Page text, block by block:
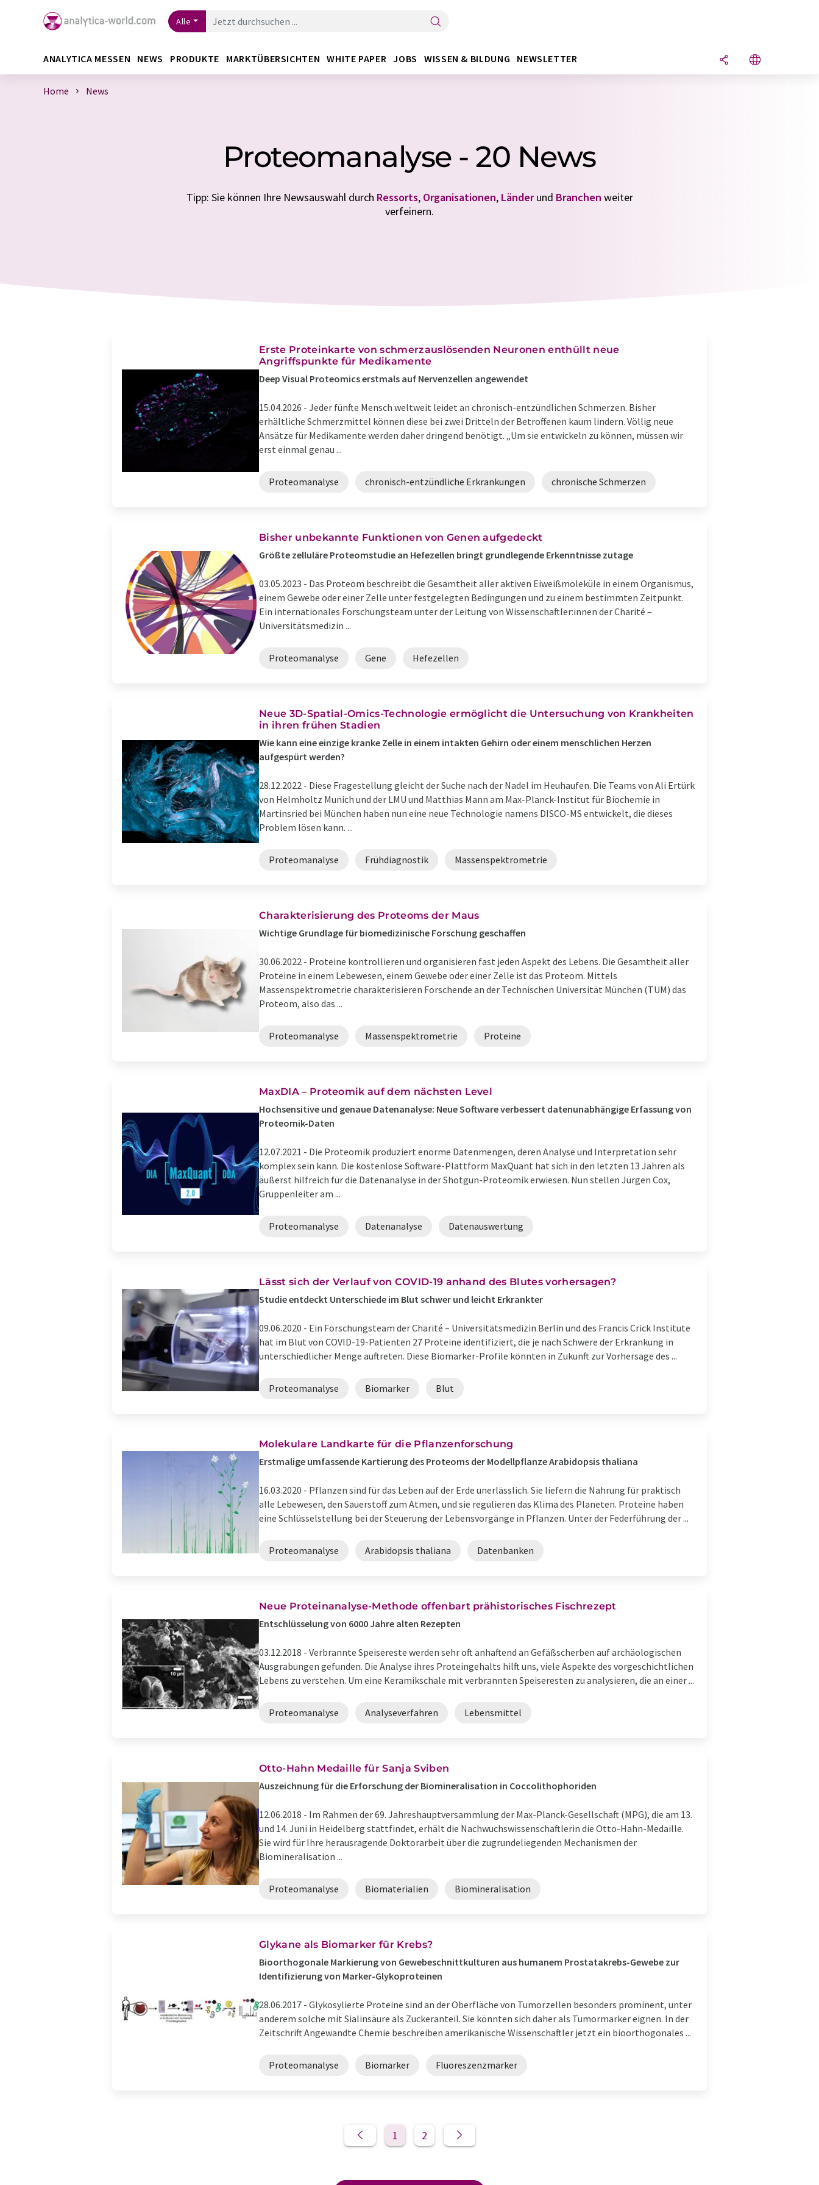
Alle
ANALYTICA MESSEN NEWS PRODUKTE MARKTÜBERSICHTEN WHITE PAPER JOBS WISSEN & BILDUNG NEWSLETTER
Home News
Proteomanalyse - 20 News
Tipp: Sie können Ihre Newsauswahl durch Ressorts, Organisationen, Länderund Branchen weiter
verfeinern.
Erste Proteinkarte von schmerzauslösenden Neuronen enthüllt neue
Angriffspunkte für Medikamente
Deep Visual Proteomics erstmals auf Nervenzellen angewendet
15.04.2026 - Jeder fünfte Mensch weltweit leidet an chronisch-entzündlichen Schmerzen. Bisher
erhältliche Schmerzmittel können diese bei zwei Dritteln der Betroffenen kaum lindern. Völlig neue
Ansätze für Medikamente werden daher dringend benötigt. ​„Um sie entwickeln zu können, müssen wir
erst einmal genau ...
Proteomanalyse chronisch-entzündliche Erkrankungen chronische Schmerzen
Bisher unbekannte Funktionen von Genen aufgedeckt
Größte zelluläre Proteomstudie an Hefezellen bringt grundlegende Erkenntnisse zutage
03.05.2023 - Das Proteom beschreibt die Gesamtheit aller aktiven Eiweißmoleküle in einem Organismus,
einem Gewebe oder einer Zelle unter festgelegten Bedingungen und zu einem bestimmten Zeitpunkt.
Ein internationales Forschungsteam unter der Leitung von Wissenschaftler:innen der Charité –
Universitätsmedizin ...
Proteomanalyse Gene Hefezellen
Neue 3D-Spatial-Omics-Technologie ermöglicht die Untersuchung von Krankheiten
in ihren frühen Stadien
Wie kann eine einzige kranke Zelle in einem intakten Gehirn oder einem menschlichen Herzen
aufgespürt werden?
28.12.2022 - Diese Fragestellung gleicht der Suche nach der Nadel im Heuhaufen. Die Teams von Ali Ertürk
von Helmholtz Munich und der LMU und Matthias Mann am Max-Planck-Institut für Biochemie in
Martinsried bei München haben nun eine neue Technologie namens DISCO-MS entwickelt, die dieses
Problem lösen kann. ...
Proteomanalyse Frühdiagnostik Massenspektrometrie
Charakterisierung des Proteoms der Maus
Wichtige Grundlage für biomedizinische Forschung geschaffen
30.06.2022 - Proteine kontrollieren und organisieren fast jeden Aspekt des Lebens. Die Gesamtheit aller
Proteine in einem Lebewesen, einem Gewebe oder einer Zelle ist das Proteom. Mittels
Massenspektrometrie charakterisieren Forschende an der Technischen Universität München (TUM) das
Proteom, also das ...
Proteomanalyse Massenspektrometrie Proteine
MaxDIA – Proteomik auf dem nächsten Level
Hochsensitive und genaue Datenanalyse: Neue Software verbessert datenunabhängige Erfassung von
Proteomik-Daten
12.07.2021 - Die Proteomik produziert enorme Datenmengen, deren Analyse und Interpretation sehr
komplex sein kann. Die kostenlose Software-Plattform MaxQuant hat sich in den letzten 13 Jahren als
äußerst hilfreich für die Datenanalyse in der Shotgun-Proteomik erwiesen. Nun stellen Jürgen Cox,
Gruppenleiter am ...
Proteomanalyse Datenanalyse Datenauswertung
Lässt sich der Verlauf von COVID-19 anhand des Blutes vorhersagen?
Studie entdeckt Unterschiede im Blut schwer und leicht Erkrankter
09.06.2020 - Ein Forschungsteam der Charité – Universitätsmedizin Berlin und des Francis Crick Institute
hat im Blut von COVID-19-Patienten 27 Proteine identifiziert, die je nach Schwere der Erkrankung in
unterschiedlicher Menge auftreten. Diese Biomarker-Profile könnten in Zukunft zur Vorhersage des ...
Proteomanalyse Biomarker Blut
Molekulare Landkarte für die Pflanzenforschung
Erstmalige umfassende Kartierung des Proteoms der Modellpflanze Arabidopsis thaliana
16.03.2020 - Pflanzen sind für das Leben auf der Erde unerlässlich. Sie liefern die Nahrung für praktisch
alle Lebewesen, den Sauerstoff zum Atmen, und sie regulieren das Klima des Planeten. Proteine haben
eine Schlüsselstellung bei der Steuerung der Lebensvorgänge in Pflanzen. Unter der Federführung der ...
Proteomanalyse Arabidopsis thaliana Datenbanken
Neue Proteinanalyse-Methode offenbart prähistorisches Fischrezept
Entschlüsselung von 6000 Jahre alten Rezepten
03.12.2018 - Verbrannte Speisereste werden sehr oft anhaftend an Gefäßscherben auf archäologischen
Ausgrabungen gefunden. Die Analyse ihres Proteingehalts hilft uns, viele Aspekte des vorgeschichtlichen
Lebens zu verstehen. Um eine Keramikschale mit verbrannten Speiseresten zu analysieren, die an einer ...
Proteomanalyse Analyseverfahren Lebensmittel
Otto-Hahn Medaille für Sanja Sviben
Auszeichnung für die Erforschung der Biomineralisation in Coccolithophoriden
12.06.2018 - Im Rahmen der 69. Jahreshauptversammlung der Max-Planck-Gesellschaft (MPG), die am 13.
und 14. Juni in Heidelberg stattfindet, erhält die Nachwuchswissenschaftlerin die Otto-Hahn-Medaille.
Sie wird für Ihre herausragende Doktorarbeit über die zugrundeliegenden Mechanismen der
Biomineralisation ...
Proteomanalyse Biomaterialien Biomineralisation
Glykane als Biomarker für Krebs?
Bioorthogonale Markierung von Gewebeschnittkulturen aus humanem Prostatakrebs-Gewebe zur
Identifizierung von Marker-Glykoproteinen
28.06.2017 - Glykosylierte Proteine sind an der Oberfläche von Tumorzellen besonders prominent, unter
anderem solche mit Sialinsäure als Zuckeranteil. Sie könnten sich daher als Tumormarker eignen. In der
Zeitschrift Angewandte Chemie beschreiben amerikanische Wissenschaftler jetzt ein bioorthogonales ...
Proteomanalyse Biomarker Fluoreszenzmarker
1 2